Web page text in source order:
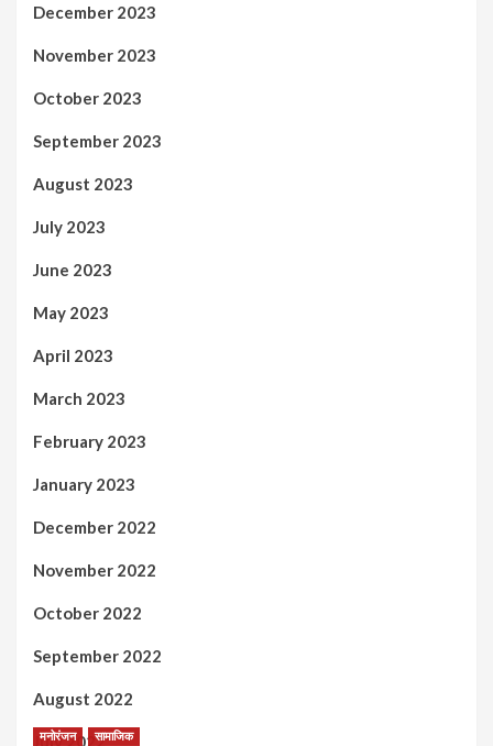
December 2023
November 2023
October 2023
September 2023
August 2023
July 2023
June 2023
May 2023
April 2023
March 2023
February 2023
January 2023
December 2022
November 2022
October 2022
September 2022
August 2022
July 2022
मनोरंजन सामाजिक